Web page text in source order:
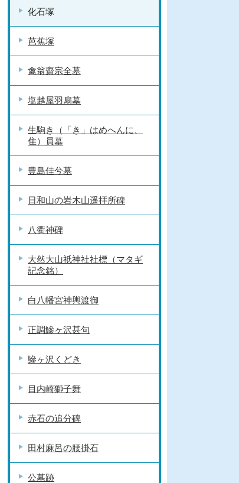
化石塚
芭蕉塚
禽翁齋宗全墓
塩越屋羽扇墓
生駒き（「き」はめへんに、
隹）員墓
豊島佳兮墓
日和山の岩木山遥拝所碑
八衢神碑
大然大山祇神社社標（マタギ
記念銘）
白八幡宮神輿渡御
正調鰺ヶ沢甚句
鰺ヶ沢くどき
目内崎獅子舞
赤石の追分碑
田村麻呂の腰掛石
公墓跡